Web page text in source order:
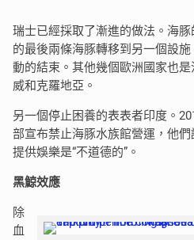
瑞士已經採取了漸進的做法。海
的最後兩條海豚轉移到另一個設
動的結束。其他幾個歐洲國家也
威和克羅地亞。
另一個停止困養的表表者印度。
部宣布禁止海豚水族館營運，他
提供娛樂是“不道德的”。
黑鯨效應
除
血